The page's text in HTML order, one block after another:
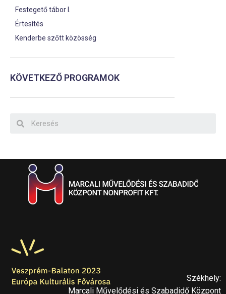
Festegető tábor I.
Értesítés
Kenderbe szőtt közösség
KÖVETKEZŐ PROGRAMOK
Székhely:
Marcali Művelődési és Szabadidő Központ